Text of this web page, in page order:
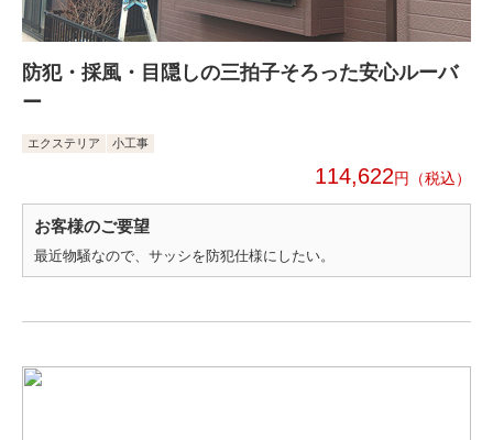
防犯・採風・目隠しの三拍子そろった安心ルーバ
ー
エクステリア 小工事
114,622円
お客様のご要望
最近物騒なので、サッシを防犯仕様にしたい。